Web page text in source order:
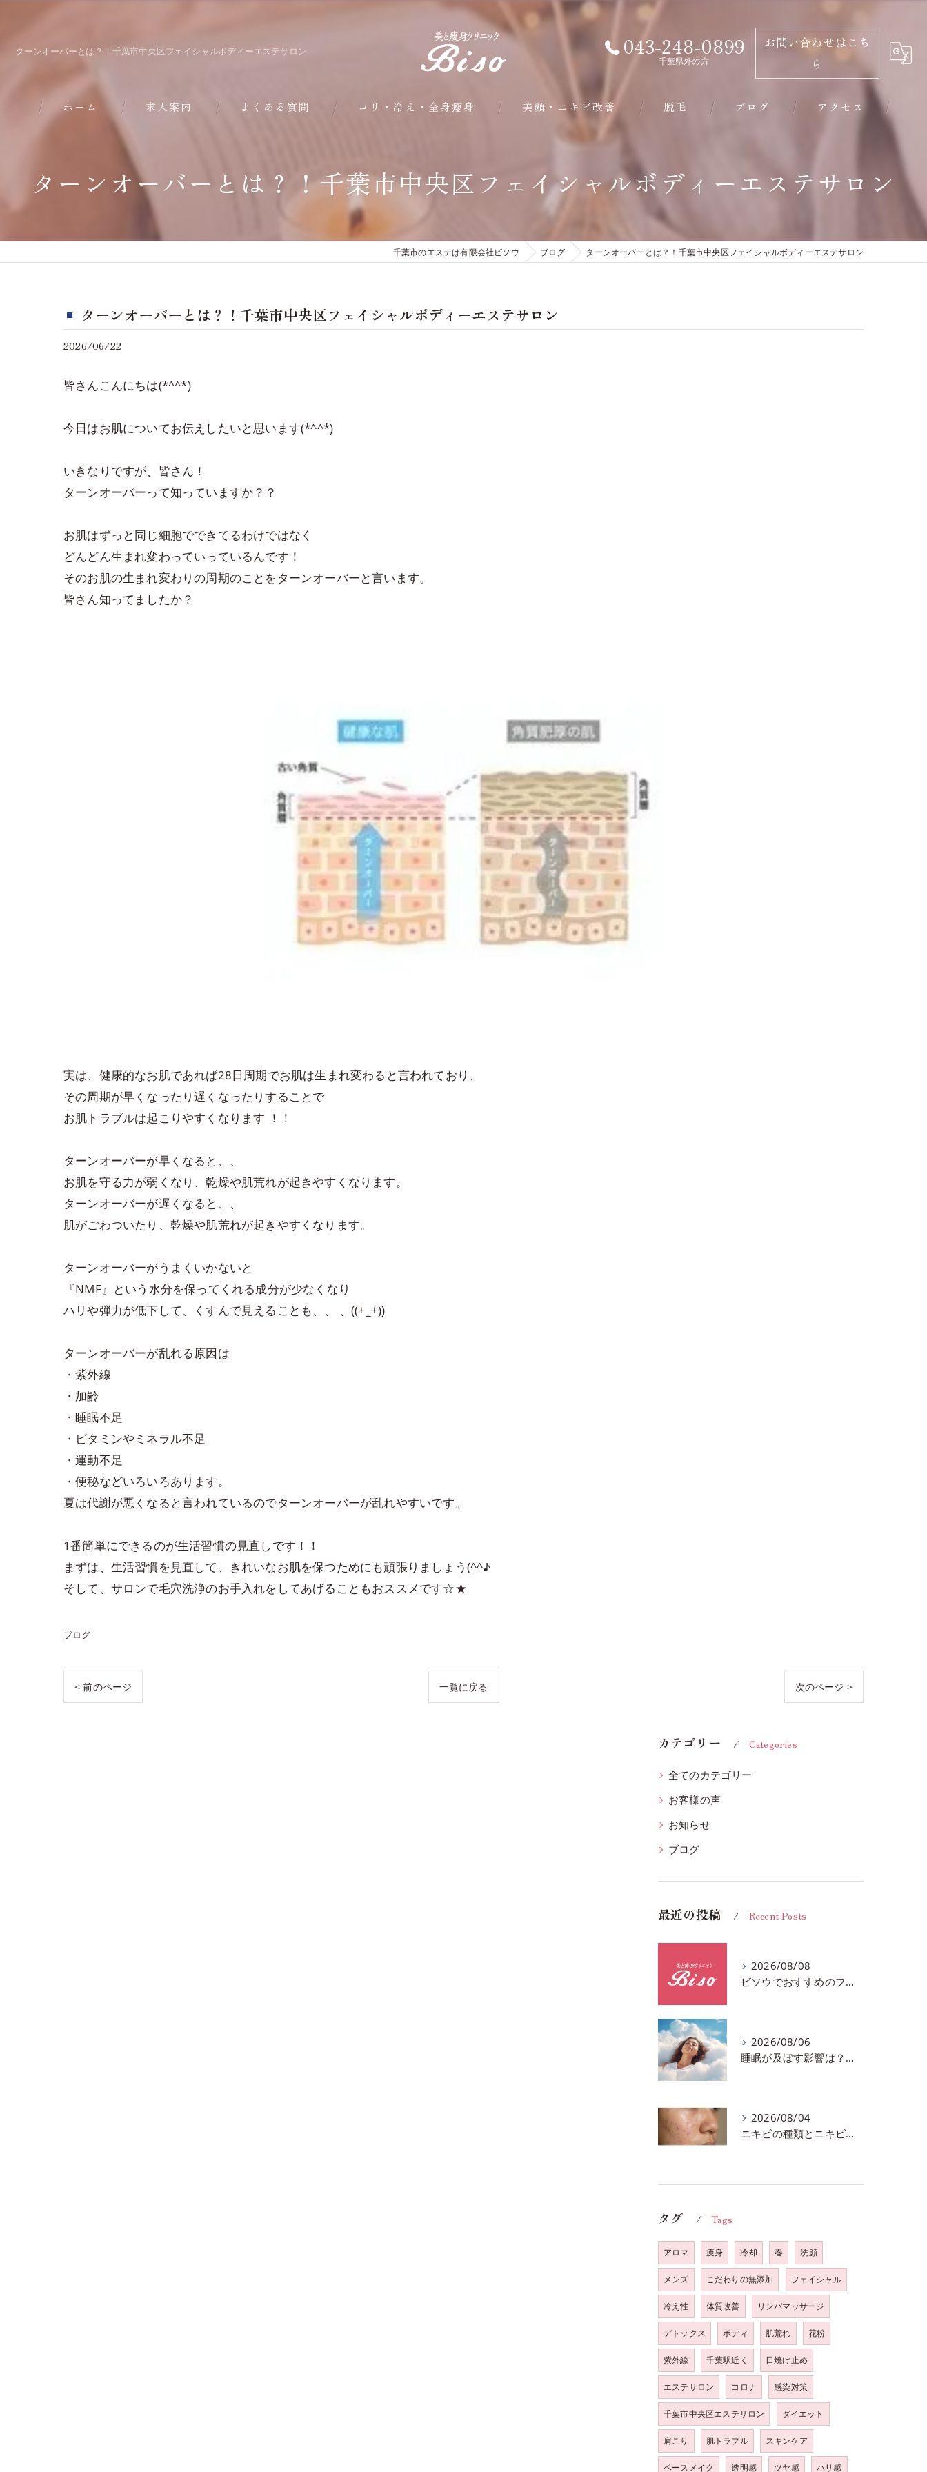
ターンオーバーとは？！千葉市中央区フェイシャルボディーエステサロン 043-248-0899
千葉県外の方
お問い合わせはこち
ら
ホーム 求人案内 よくある質問 コリ・冷え・全身瘦身
皮下脂肪・内臓脂肪瘦身
クールシェイプ部分瘦身
美顔・ニキビ改善 脱毛 ブログ アクセス
千葉市のエステ･有限会社ビソウの評判
ターンオーバーとは？！千葉市中央区フェイシャルボディーエステサロン
千葉市のエステは有限会社ビソウ ブログ ターンオーバーとは？！千葉市中央区フェイシャルボディーエステサロン
ターンオーバーとは？！千葉市中央区フェイシャルボディーエステサロン
2026/06/22
皆さんこんにちは(*^^*)
今日はお肌についてお伝えしたいと思います(*^^*)
いきなりですが、皆さん！
ターンオーバーって知っていますか？？
お肌はずっと同じ細胞でできてるわけではなく
どんどん生まれ変わっていっているんです！
そのお肌の生まれ変わりの周期のことをターンオーバーと言います。
皆さん知ってましたか？
実は、健康的なお肌であれば28日周期でお肌は生まれ変わると言われており、
その周期が早くなったり遅くなったりすることで
お肌トラブルは起こりやすくなります ！！
ターンオーバーが早くなると、、
お肌を守る力が弱くなり、乾燥や肌荒れが起きやすくなります。
ターンオーバーが遅くなると、、
肌がごわついたり、乾燥や肌荒れが起きやすくなります。
ターンオーバーがうまくいかないと
『NMF』という水分を保ってくれる成分が少なくなり
ハリや弾力が低下して、くすんで見えることも、、 、((+_+))
ターンオーバーが乱れる原因は
・紫外線
・加齢
・睡眠不足
・ビタミンやミネラル不足
・運動不足
・便秘などいろいろあります。
夏は代謝が悪くなると言われているのでターンオーバーが乱れやすいです。
1番簡単にできるのが生活習慣の見直しです！！
まずは、生活習慣を見直して、きれいなお肌を保つためにも頑張りましょう(^^♪
そして、サロンで毛穴洗浄のお手入れをしてあげることもおススメです☆★
ブログ
< 前のページ 一覧に戻る 次のページ >
カテゴリー Categories
全てのカテゴリー
お客様の声
お知らせ
ブログ
最近の投稿 Recent Posts
2026/08/08
ビソウでおすすめのフェースビューティーの洗顔♪千葉市中央区フルハンドで体質、姿勢改善！！
2026/08/06
睡眠が及ぼす影響は？千葉市おすすめメニュー全身リンパマッサージで全身スッキリ♪
2026/08/04
ニキビの種類とニキビを作らないスキンケア方法♪千葉市中央区フェイシャルエステサロン
タグ Tags
アロマ 痩身 冷却 春 洗顔
メンズ こだわりの無添加 フェイシャル
冷え性 体質改善 リンパマッサージ
デトックス ボディ 肌荒れ 花粉
紫外線 千葉駅近く 日焼け止め
エステサロン コロナ 感染対策
千葉市中央区エステサロン ダイエット
肩こり 肌トラブル スキンケア
ベースメイク 透明感 ツヤ感 ハリ感